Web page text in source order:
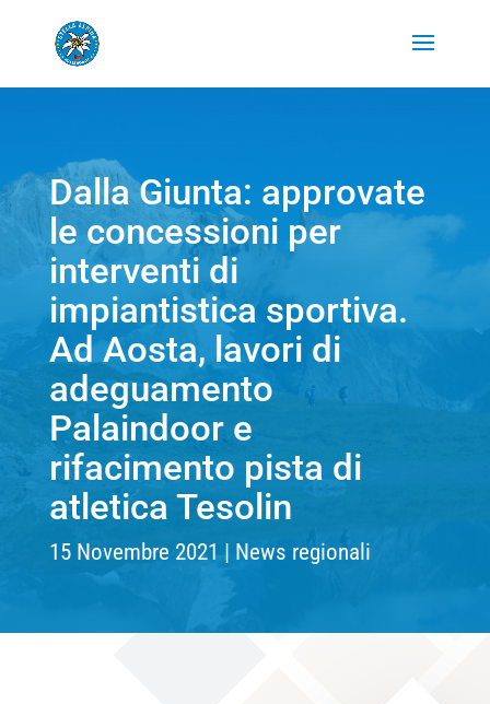
Dalla Giunta: approvate
le concessioni per
interventi di
impiantistica sportiva.
Ad Aosta, lavori di
adeguamento
Palaindoor e
rifacimento pista di
atletica Tesolin
15 Novembre 2021 News regionali